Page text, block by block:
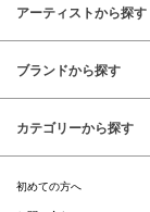
アーティストから探す
ブランドから探す
カテゴリーから探す
初めての方へ